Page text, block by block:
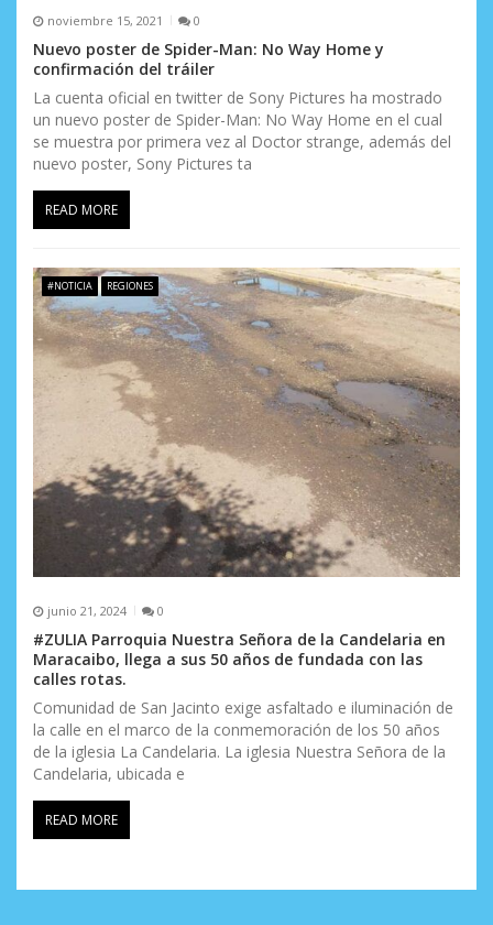
noviembre 15, 2021 0
Nuevo poster de Spider-Man: No Way Home y
confirmación del tráiler
La cuenta oficial en twitter de Sony Pictures ha mostrado
un nuevo poster de Spider-Man: No Way Home en el cual
se muestra por primera vez al Doctor strange, además del
nuevo poster, Sony Pictures ta
READ MORE
#NOTICIA REGIONES
junio 21, 2024 0
#ZULIA Parroquia Nuestra Señora de la Candelaria en
Maracaibo, llega a sus 50 años de fundada con las
calles rotas.
Comunidad de San Jacinto exige asfaltado e iluminación de
la calle en el marco de la conmemoración de los 50 años
de la iglesia La Candelaria. La iglesia Nuestra Señora de la
Candelaria, ubicada e
READ MORE